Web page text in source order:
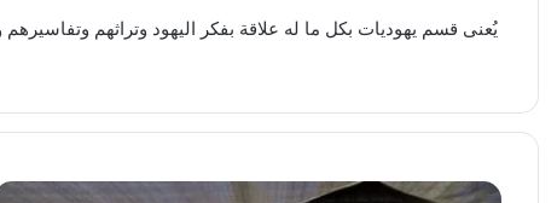
يُعنى قسم يهوديات بكل ما له علاقة بفكر اليهود وتراثهم